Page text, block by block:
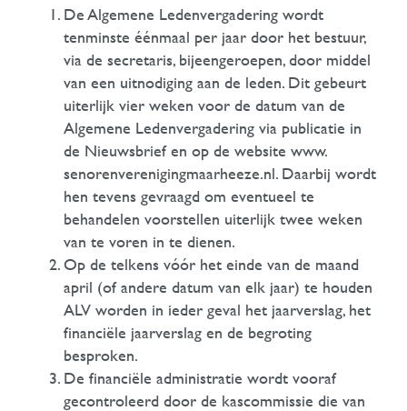
De Algemene Ledenvergadering wordt
tenminste éénmaal per jaar door het bestuur,
via de secretaris, bijeengeroepen, door middel
van een uitnodiging aan de leden. Dit gebeurt
uiterlijk vier weken voor de datum van de
Algemene Ledenvergadering via publicatie in
de Nieuwsbrief en op de website www.
senorenverenigingmaarheeze.nl. Daarbij wordt
hen tevens gevraagd om eventueel te
behandelen voorstellen uiterlijk twee weken
van te voren in te dienen.
Op de telkens vóór het einde van de maand
april (of andere datum van elk jaar) te houden
ALV worden in ieder geval het jaarverslag, het
financiële jaarverslag en de begroting
besproken.
De financiële administratie wordt vooraf
gecontroleerd door de kascommissie die van